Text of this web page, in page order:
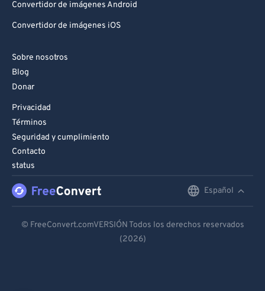
Convertidor de imágenes Android
Convertidor de imágenes iOS
Sobre nosotros
Blog
Donar
Privacidad
Términos
Seguridad y cumplimiento
Contacto
status
Español
Español
© FreeConvert.comVERSIÓN Todos los derechos reservados
(2026)